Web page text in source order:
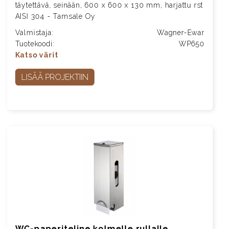
täytettävä, seinään, 600 x 600 x 130 mm, harjattu rst
AISI 304 - Tamsale Oy
Valmistaja:
Wagner-Ewar
Tuotekoodi:
WP650
Katso värit
LISÄÄ PROJEKTIIN